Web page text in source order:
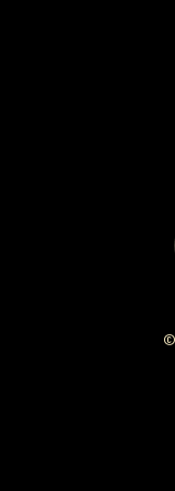
©